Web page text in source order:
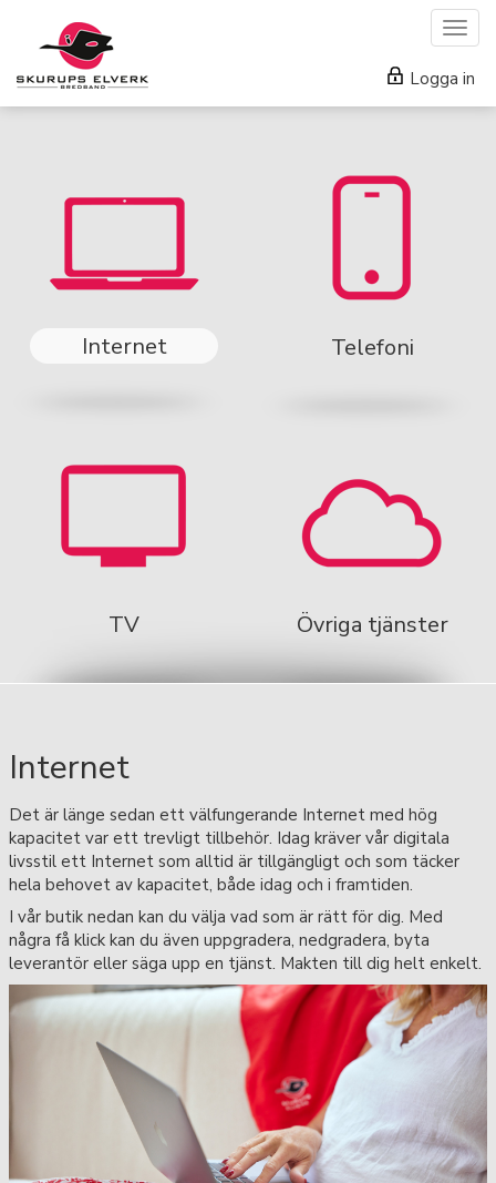
Logga in
Internet Telefoni
TV Övriga tjänster
Internet
Det är länge sedan ett välfungerande Internet med hög
kapacitet var ett trevligt tillbehör. Idag kräver vår digitala
livsstil ett Internet som alltid är tillgängligt och som täcker
hela behovet av kapacitet, både idag och i framtiden.
I vår butik nedan kan du välja vad som är rätt för dig. Med
några få klick kan du även uppgradera, nedgradera, byta
leverantör eller säga upp en tjänst. Makten till dig helt enkelt.